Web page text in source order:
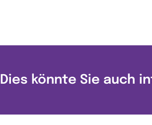
Dies könnte Sie auch